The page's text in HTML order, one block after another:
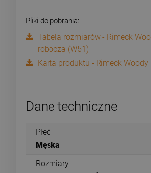
Pliki do pobrania:
Tabela rozmiarów - Rimeck
robocza (W51)
Karta produktu - Rimeck Woody
Dane techniczne
Płeć
Męska
Rozmiary